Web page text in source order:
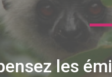
les